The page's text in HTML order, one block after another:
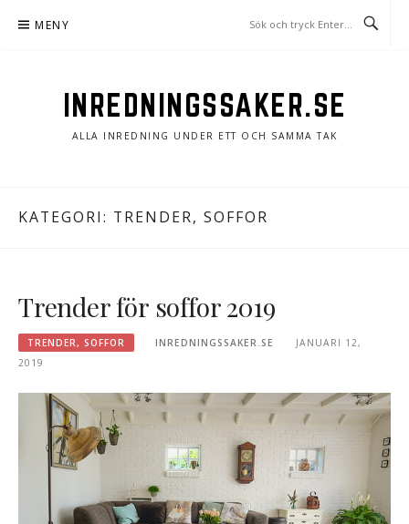
MENY
INREDNINGSSAKER.SE
ALLA INREDNING UNDER ETT OCH SAMMA TAK
KATEGORI: TRENDER, SOFFOR
Trender för soffor 2019
TRENDER, SOFFOR INREDNINGSSAKER.SE
JANUARI 12,
2019